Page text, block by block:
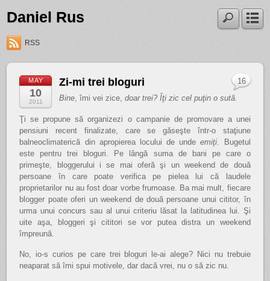
Daniel Rus
RSS
MAY
10
2011
Zi-mi trei bloguri
Bine, îmi vei zice,doar trei? Îţi zic cel puţin o sută.
Ţi se propune să organizezi o campanie de promovare a unei
pensiuni recent finalizate, care se găseşte într-o staţiune
balneoclimaterică din apropierea locului de undeemiţi . Bugetul
este pentru trei bloguri. Pe lângă suma de bani pe care o
primeşte, bloggerului i se mai oferă şi un weekend de două
persoane în care poate verifica pe pielea lui că laudele
proprietarilor nu au fost doar vorbe frumoase. Ba mai mult, fiecare
blogger poate oferi un weekend de două persoane unui cititor, în
urma unui concurs sau al unui criteriu lăsat la latitudinea lui. Şi
uite aşa, bloggeri şi cititori se vor putea distra un weekend
împreună.
No, io-s curios pe care trei bloguri le-ai alege? Nici nu trebuie
neaparat să îmi spui motivele, dar dacă vrei, nu o să zic nu.
16